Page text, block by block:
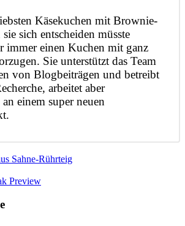
Käsekuchen mit Brownie-
sich entscheiden müsste
immer einen Kuchen mit ganz
Sie unterstützt das Team
von Blogbeiträgen und betreibt
arbeitet aber
einem super neuen
Sahne-Rührteig
Preview